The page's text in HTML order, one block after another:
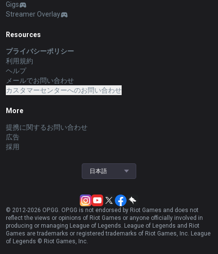
Gigs
Streamer Overlay
Resources
プライバシーポリシー
利用規約
ヘルプ
メールでお問い合わせ
カスタマーセンターへのお問い合わせ
More
提携に関するお問い合わせ
広告
採用
日本語
© 2012-2026 OP.GG. OP.GG is not endorsed by Riot Games and does not
reflect the views or opinions of Riot Games or anyone officially involved in
producing or managing League of Legends. League of Legends and Riot
Games are trademarks or registered trademarks of Riot Games, Inc. League
of Legends © Riot Games, Inc.